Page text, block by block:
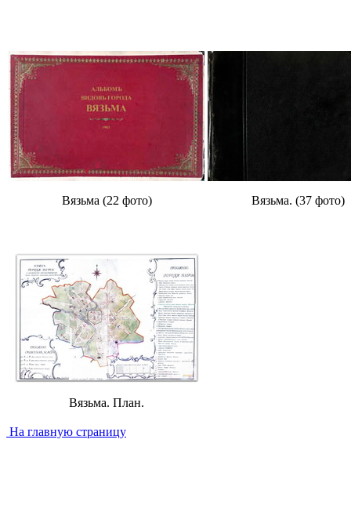
Вязьма (22 фото) Вязьма. (37 фото)
Вязьма. План.
На главную страницу